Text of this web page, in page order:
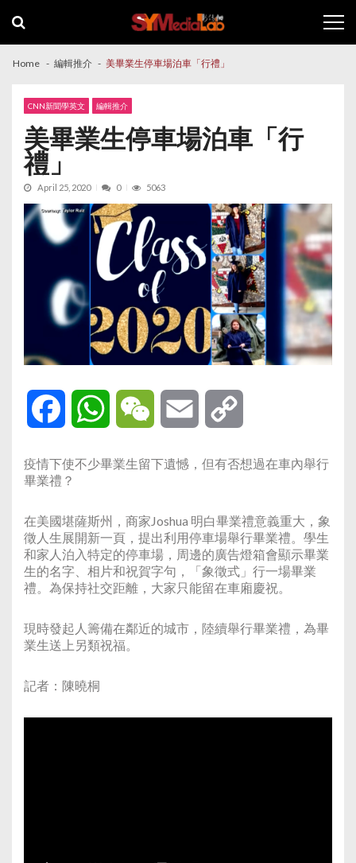
navigation
content
Home 編輯推介 美畢業生停車場泊車「行禮」
CNN新聞學英文 編輯推介
美畢業生停車場泊車「行
禮」
April 25, 2020 0 5063
Facebook WhatsAppWeChat Email
疫情下使不少畢業生留下遺憾，但有否想過在車內舉行
畢業禮？
在美國堪薩斯州，商家Joshua 明白畢業禮意義重大，象
徵人生展開新一頁，提出利用停車場舉行畢業禮。學生
和家人泊入特定的停車場，周邊的廣告燈箱會顯示畢業
生的名字、相片和祝賀字句，「象徵式」行一場畢業
禮。為保持社交距離，大家只能留在車廂慶祝。
現時發起人籌備在鄰近的城市，陸續舉行畢業禮，為畢
業生送上另類祝福。
記者：陳曉桐